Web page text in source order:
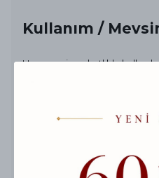
Kullanım /
Her mevsim rahatlıkla
Bakım
Kuru temizleme önerilir